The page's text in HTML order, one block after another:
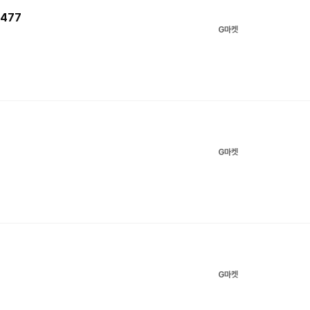
G마켓
G마켓
G마켓